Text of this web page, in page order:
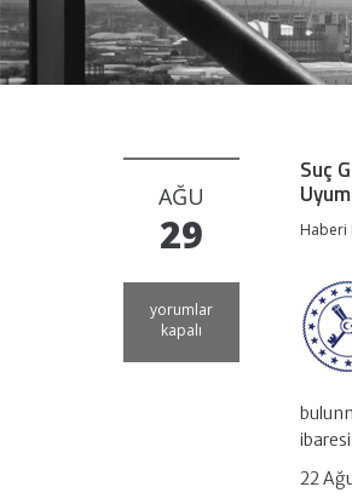
AĞU
29
Suç
Gelirlerinin
yorumlar
kapalı
Suç
Haberi
22